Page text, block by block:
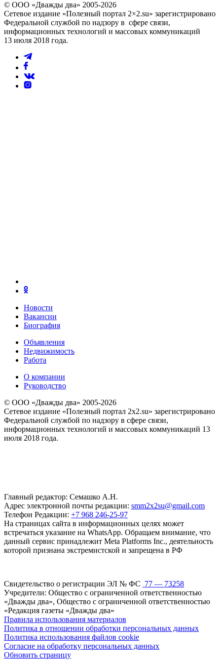
© ООО «Дважды два» 2005-2026
Сетевое издание «Полезный портал 2×2.su» зарегистрировано
Федеральной службой по надзору в сфере связи,
информационных технологий и массовых коммуникаций
13 июля 2018 года.
Новости
Вакансии
Биография
Объявления
Недвижимость
Работа
О компании
Руководство
© ООО «Дважды два» 2005-2026
Сетевое издание «Полезный портал 2x2.su» зарегистрировано
Федеральной службой по надзору в сфере связи,
информационных технологий и массовых коммуникаций 13
июля 2018 года.
Главный редактор: Семашко А.Н.
Адрес электронной почты редакции: smm2x2su@gmail.com
Телефон Редакции: +7 968 246-25-97
На страницах сайта в информационных целях может
встречаться указание на WhatsApp. Обращаем внимание, что
данный сервис принадлежит Meta Platforms Inc., деятельность
которой признана экстремистской и запрещена в РФ
Свидетельство о регистрации ЭЛ № ФС 77 — 73258
Учредители: Общество с ограниченной ответственностью
«Дважды два», Общество с ограниченной ответственностью
«Редакция газеты «Дважды два»
Правила использования материалов
Политика в отношении обработки персональных данных
Политика использования файлов cookie
Согласие на обработку персональных данных
Обновить страницу